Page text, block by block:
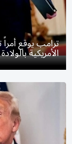
ترامب يوقع
الأمريكية بالولادة